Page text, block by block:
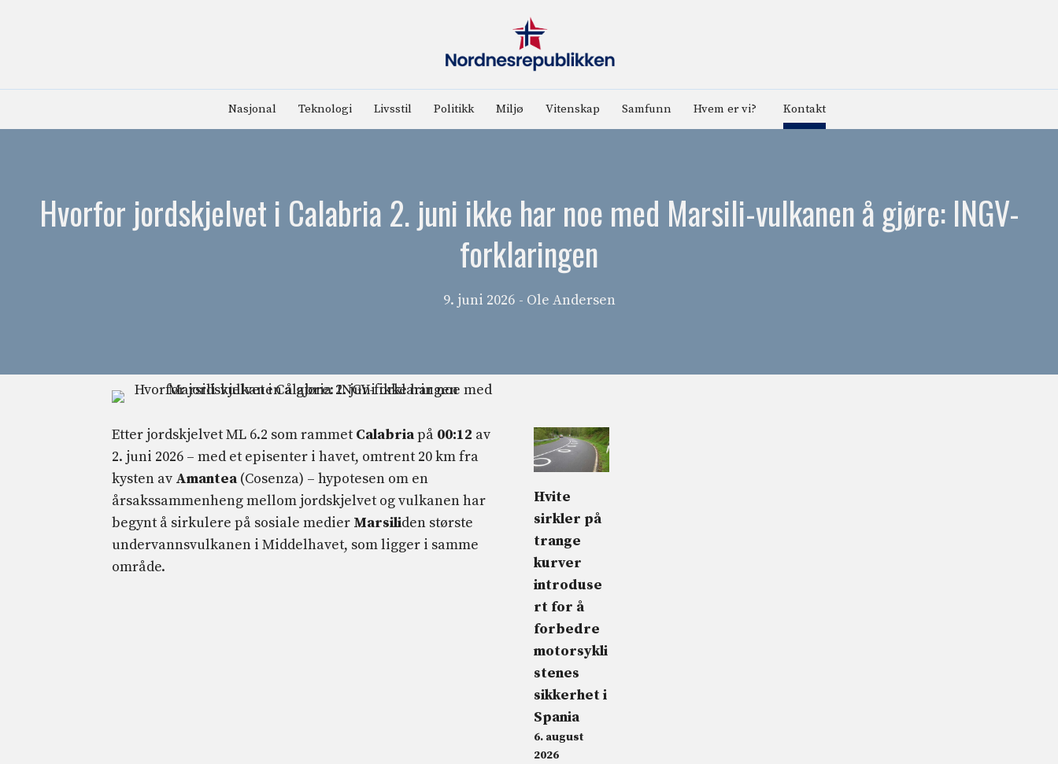
Nasjonal Teknologi Livsstil Politikk Miljø Vitenskap Samfunn Hvem er vi? Kontakt
Hvorfor jordskjelvet i Calabria 2. juni ikke har noe med Marsili-vulkanen å gjøre: INGV-
forklaringen
9. juni 2026 - Ole Andersen
Etter jordskjelvet ML 6.2 som rammet Calabriapå 00:12 av
2. juni 2026 – med et episenter i havet, omtrent 20 km fra
kysten av Amantea (Cosenza) – hypotesen om en
årsakssammenheng mellom jordskjelvet og vulkanen har
begynt å sirkulere på sosiale medier Marsiliden største
undervannsvulkanen i Middelhavet, som ligger i samme
område.
Hvite
sirkler på
trange
kurver
introduse
rt for å
forbedre
motorsykli
stenes
sikkerhet i
Spania
6. august
2026